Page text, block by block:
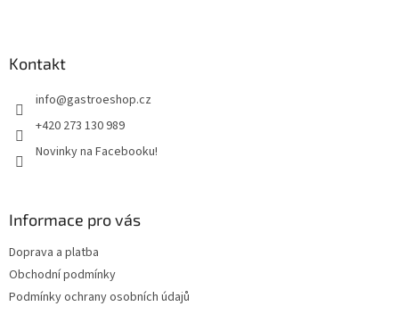
Kontakt
info@gastroeshop.cz
+420 273 130 989
Novinky na Facebooku!
Informace pro vás
Doprava a platba
Obchodní podmínky
Podmínky ochrany osobních údajů